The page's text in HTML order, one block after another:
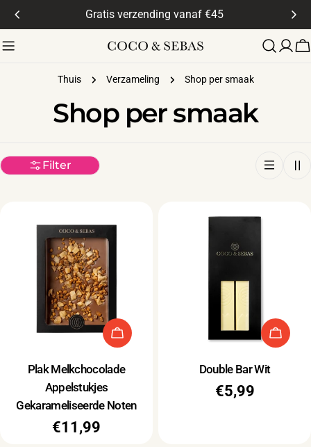
Doorgaan
naar
artikel
Gratis verzending vanaf €45
Thuis Verzameling Shop per smaak
V
r
a
m
e
i
n
Shop per smaak
Filter
Type:
Plak Melkchocolade
Appelstukjes
Gekarameliseerde Noten
Normale
€11,99
Type:
Double Bar Wit
Normale
€5,99